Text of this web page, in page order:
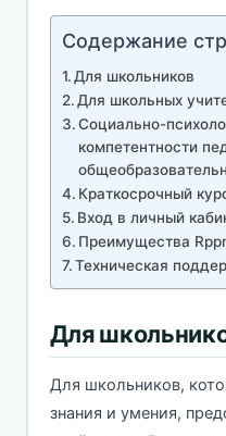
Содержание
Для школьников
Для школьных
Социально-
компетентности
Краткосрочный
Вход в личный
Преимущества
Техническая
Для
Для школьников,
знания и умения,